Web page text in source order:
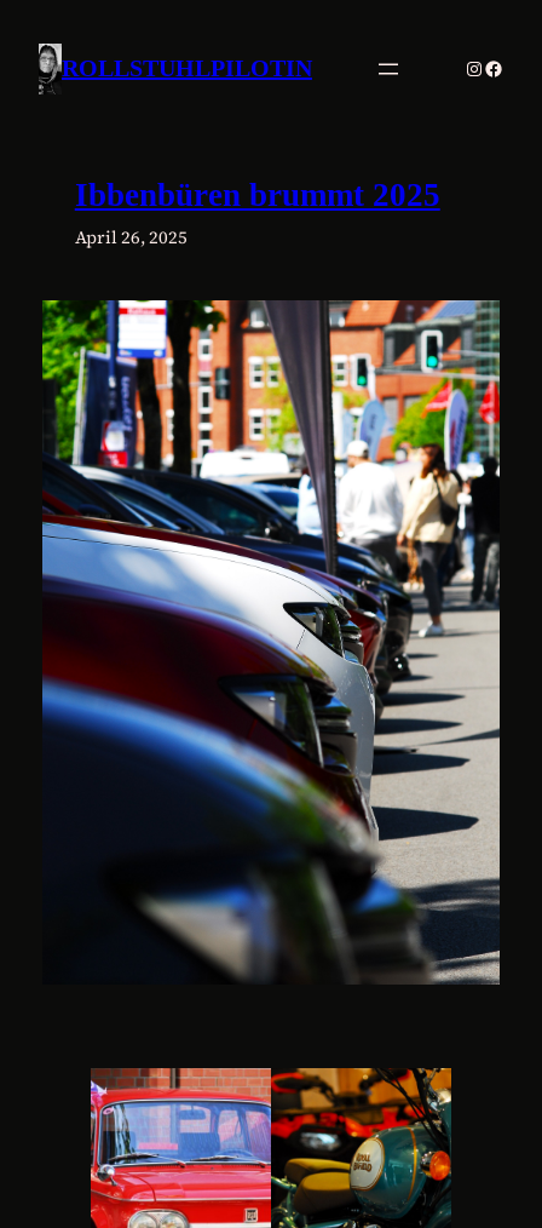
Inhalt
springenROLLSTUHLPILOTIN
Ibbenbüren brummt 2025
April 26, 2025